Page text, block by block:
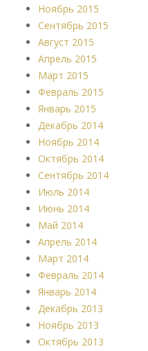
Ноябрь 2015
Сентябрь 2015
Август 2015
Апрель 2015
Март 2015
Февраль 2015
Январь 2015
Декабрь 2014
Ноябрь 2014
Октябрь 2014
Сентябрь 2014
Июль 2014
Июнь 2014
Май 2014
Апрель 2014
Март 2014
Февраль 2014
Январь 2014
Декабрь 2013
Ноябрь 2013
Октябрь 2013